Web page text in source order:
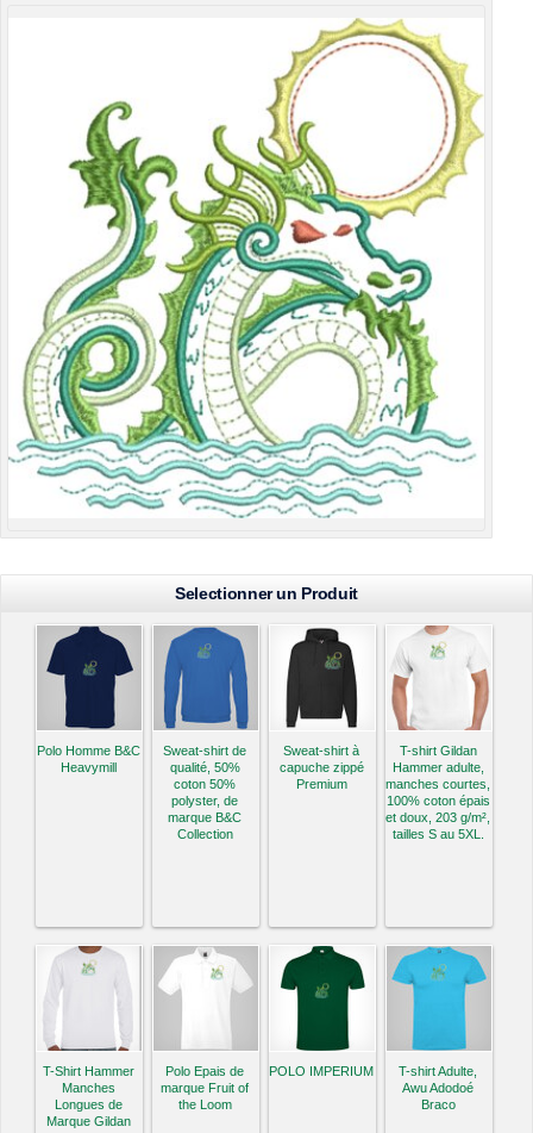
Selectionner un Produit
Polo Homme B&C
Heavymill
Sweat-shirt de
qualité, 50%
coton 50%
polyster, de
marque B&C
Collection
Sweat-shirt à
capuche zippé
Premium
T-shirt Gildan
Hammer adulte,
manches courtes,
100% coton épais
et doux, 203 g/m²,
tailles S au 5XL.
T-Shirt Hammer
Manches
Longues de
Marque Gildan
Polo Epais de
marque Fruit of
the Loom
POLO IMPERIUM
T-shirt Adulte,
Awu Adodoé
Braco